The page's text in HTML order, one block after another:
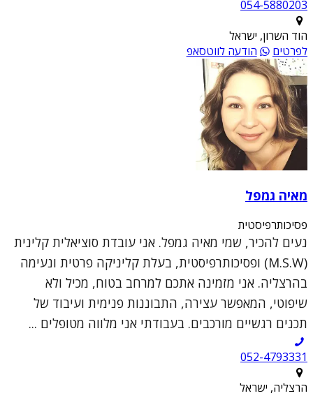
054-5880203
הוד השרון, ישראל
לפרטים
הודעה לווטסאפ
מאיה גמפל
פסיכותרפיסטית
נעים להכיר, שמי מאיה גמפל. אני עובדת סוציאלית קלינית
(M.S.W) ופסיכותרפיסטית, בעלת קליניקה פרטית ונעימה
בהרצליה. אני מזמינה אתכם למרחב בטוח, מכיל ולא
שיפוטי, המאפשר עצירה, התבוננות פנימית ועיבוד של
תכנים רגשיים מורכבים. בעבודתי אני מלווה מטופלים ...
052-4793331
הרצליה, ישראל